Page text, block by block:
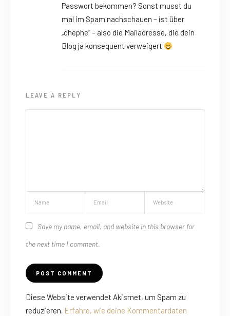
Passwort bekommen? Sonst musst du
mal im Spam nachschauen – ist über
„chephe“ – also die Mailadresse, die dein
Blog ja konsequent verweigert
LEAVE A REPLY
Save my name, email, and website in this browser for
the next time I comment.
Diese Website verwendet Akismet, um Spam zu
reduzieren. Erfahre, wie deine Kommentardaten